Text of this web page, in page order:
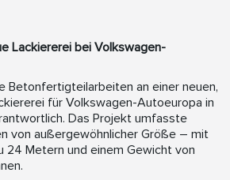
Lackiererei bei Volkswagen-
Betonfertigteilarbeiten an einer neuen,
für Volkswagen-Autoeuropa in
Das Projekt umfasste
von außergewöhnlicher Größe – mit
24 Metern und einem Gewicht von